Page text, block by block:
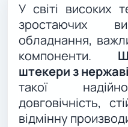
У світі високих
зростаючих
обладнання,
компоненти.
штекери з
такої
довговічність,
відмінну